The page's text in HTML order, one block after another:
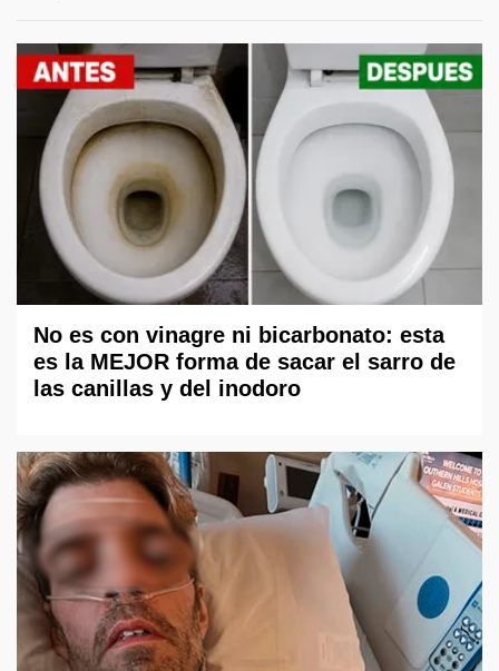
No es con vinagre ni bicarbonato: esta
es la MEJOR forma de sacar el sarro de
las canillas y del inodoro